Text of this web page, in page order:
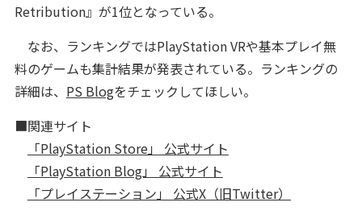
Retribution』が1位となっている。
なお、ランキングではPlayStation VRや基本プレイ無
料のゲームも集計結果が発表されている。ランキングの
詳細は、 PS Blogをチェックしてほしい。
■関連サイト
「PlayStation Store」 公式サイト
「PlayStation Blog」 公式サイト
「プレイステーション」 公式X（旧Twitter）